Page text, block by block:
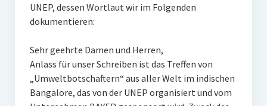
UNEP, dessen Wortlaut wir im Folgenden
dokumentieren:
Sehr geehrte Damen und Herren,
Anlass für unser Schreiben ist das Treffen von
„Umweltbotschaftern“ aus aller Welt im indischen
Bangalore, das von der UNEP organisiert und vom